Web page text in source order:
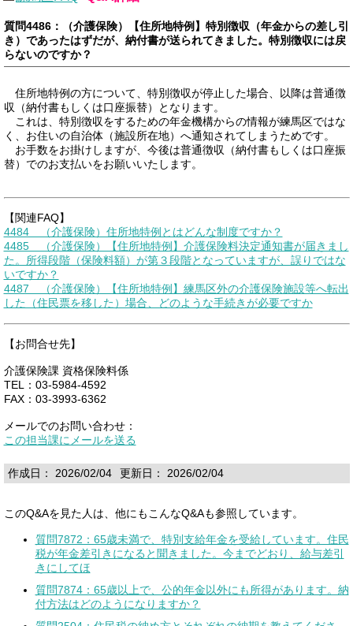
質問4486：（介護保険）【住所地特例】特別徴収（年金からの差し引
き）であったはずだが、納付書が送られてきました。特別徴収には戻
らないのですか？
住所地特例の方について、特別徴収が停止した場合、以降は普通徴
収（納付書もしくは口座振替）となります。
これは、特別徴収をするための年金機構からの情報が練馬区ではな
く、お住いの自治体（施設所在地）へ通知されてしまうためです。
お手数をお掛けしますが、今後は普通徴収（納付書もしくは口座振
替）でのお支払いをお願いいたします。
【関連FAQ】
4484 （介護保険）住所地特例とはどんな制度ですか？
4485 （介護保険）【住所地特例】介護保険料決定通知書が届きまし
た。所得段階（保険料額）が第３段階となっていますが、誤りではな
いですか？
4487 （介護保険）【住所地特例】練馬区外の介護保険施設等へ転出
した（住民票を移した）場合、どのような手続きが必要ですか
【お問合せ先】
介護保険課 資格保険料係
TEL：03-5984-4592
FAX：03-3993-6362
メールでのお問い合わせ：
この担当課にメールを送る
作成日： 2026/02/04 更新日： 2026/02/04
このQ&Aを見た人は、他にもこんなQ&Aも参照しています。
質問7872：65歳未満で、特別支給年金を受給しています。住民
税が年金差引きになると聞きました。今までどおり、給与差引
きにしてほ
質問7874：65歳以上で、公的年金以外にも所得があります。納
付方法はどのようになりますか？